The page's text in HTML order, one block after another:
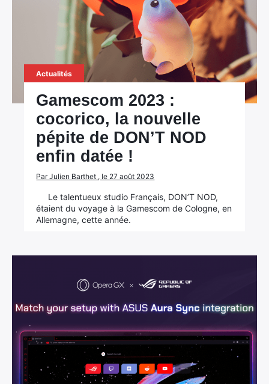
Actualités
Gamescom 2023 :
cocorico, la nouvelle
pépite de DON’T NOD
enfin datée !
Par Julien Barthet , le 27 août 2023
Le talentueux studio Français, DON’T NOD,
étaient du voyage à la Gamescom de Cologne, en
Allemagne, cette année.